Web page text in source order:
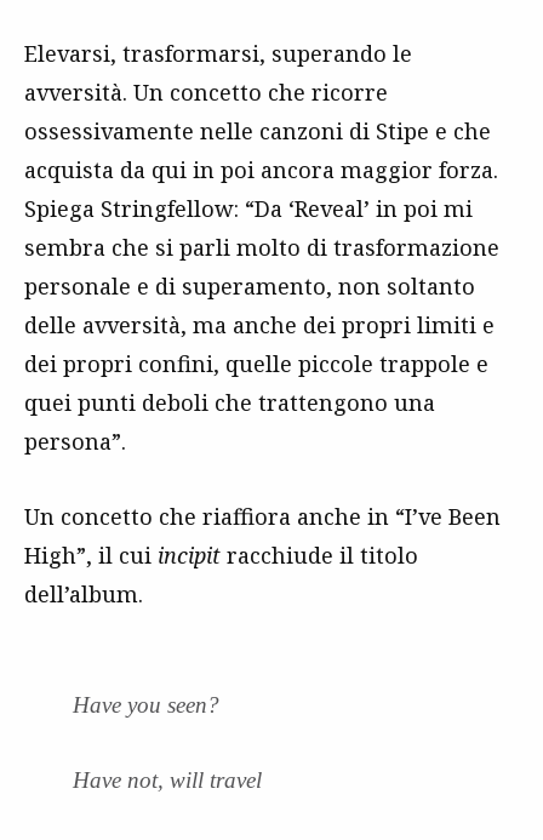
Elevarsi, trasformarsi, superando le
avversità. Un concetto che ricorre
ossessivamente nelle canzoni di Stipe e che
acquista da qui in poi ancora maggior forza.
Spiega Stringfellow: “Da ‘Reveal’ in poi mi
sembra che si parli molto di trasformazione
personale e di superamento, non soltanto
delle avversità, ma anche dei propri limiti e
dei propri confini, quelle piccole trappole e
quei punti deboli che trattengono una
persona”.
Un concetto che riaffiora anche in “I’ve Been
High”, il cui incipit racchiude il titolo
dell’album.
Have you seen?
Have not, will travel